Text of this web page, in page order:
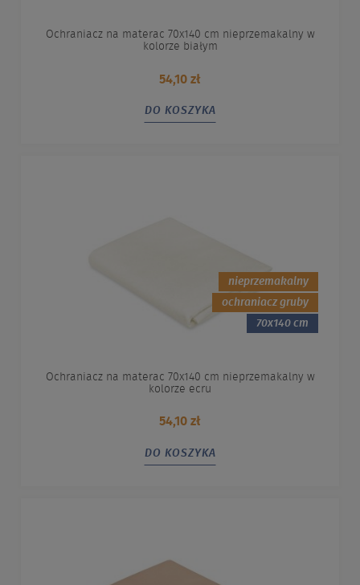
Ochraniacz na materac 70x140 cm nieprzemakalny w
kolorze białym
54,10 zł
DO KOSZYKA
nieprzemakalny
ochraniacz gruby
70x140 cm
Ochraniacz na materac 70x140 cm nieprzemakalny w
kolorze ecru
54,10 zł
DO KOSZYKA